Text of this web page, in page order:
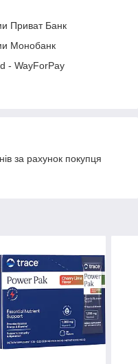
Приват Банк
Монобанк
- WayForPay
за рахунок покупця